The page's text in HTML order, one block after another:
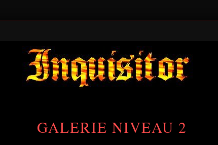
GALERIE NIVEAU 2